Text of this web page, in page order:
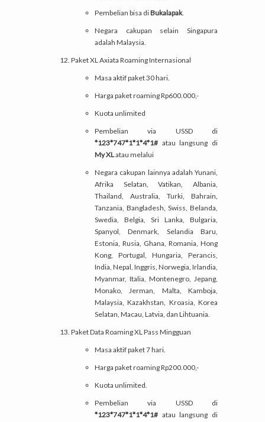
Pembelian bisa diBukalapak.
Negara cakupan selain Singapura
adalah Malaysia.
Paket XL Axiata Roaming Internasional
Masa aktif paket 30 hari.
Harga paket roaming Rp600.000,-
Kuota unlimited
Pembelian via USSD di
*123*747*1*1*4*1# atau langsung di
My XLatau melalui
Negara cakupan lainnya adalah Yunani,
Afrika Selatan, Vatikan, Albania,
Thailand, Australia, Turki, Bahrain,
Tanzania, Bangladesh, Swiss, Belanda,
Swedia, Belgia, Sri Lanka, Bulgaria,
Spanyol, Denmark, Selandia Baru,
Estonia, Rusia, Ghana, Romania, Hong
Kong, Portugal, Hungaria, Perancis,
India, Nepal, Inggris, Norwegia, Irlandia,
Myanmar, Italia, Montenegro, Jepang,
Monako, Jerman, Malta, Kamboja,
Malaysia, Kazakhstan, Kroasia, Korea
Selatan, Macau, Latvia, dan Lihtuania.
Paket Data Roaming XL Pass Mingguan
Masa aktif paket 7 hari.
Harga paket roaming Rp200.000,-
Kuota unlimited.
Pembelian via USSD di
*123*747*1*1*4*1# atau langsung di